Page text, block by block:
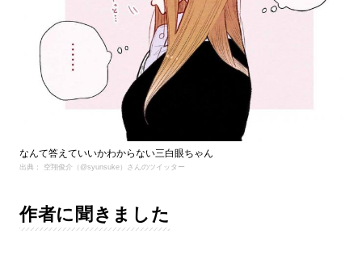
なんて答えていいかわからない三白眼ちゃん
出典： 空翔俊介（@syunsuke）さんのツイッター
作者に聞きました